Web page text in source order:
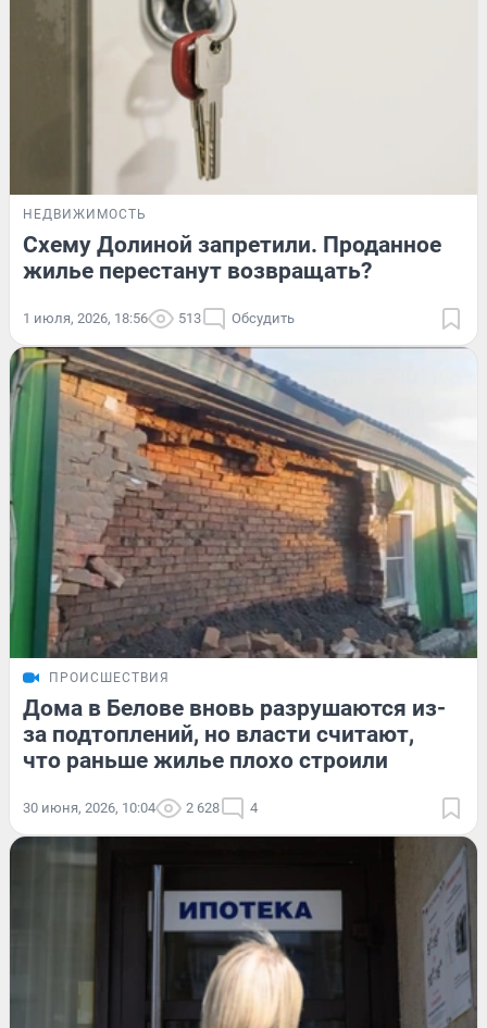
НЕДВИЖИМОСТЬ
Схему Долиной запретили. Проданное
жилье перестанут возвращать?
1 июля, 2026, 18:56 513 Обсудить
ПРОИСШЕСТВИЯ
Дома в Белове вновь разрушаются из-
за подтоплений, но власти считают,
что раньше жилье плохо строили
30 июня, 2026, 10:04 2 628 4